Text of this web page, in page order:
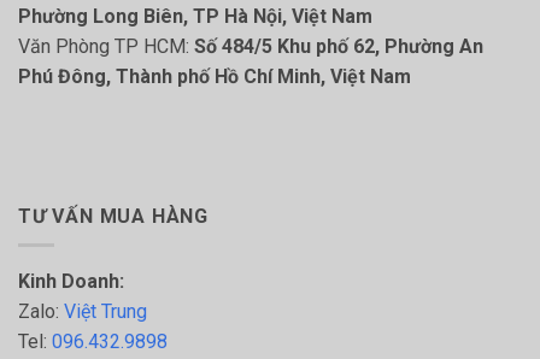
Phường Long Biên, TP Hà Nội, Việt Nam
Văn Phòng TP HCM: Số 484/5 Khu phố 62, Phường An
Phú Đông, Thành phố Hồ Chí Minh, Việt Nam
TƯ VẤN MUA HÀNG
Kinh Doanh:
Zalo: Việt Trung
Tel: 096.432.9898